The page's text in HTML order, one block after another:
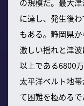
に達し、発生後
もある。静岡県
激しい揺れと津
以上である6800
太平洋ベルト地
て困難を極めるで